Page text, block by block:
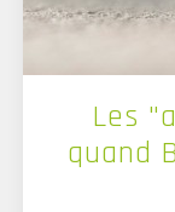
Les
quand